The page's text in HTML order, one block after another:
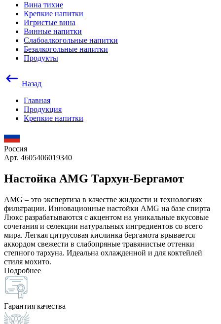
Вина тихие
Крепкие напитки
Игристые вина
Винные напитки
Слабоалкогольные напитки
Безалкогольные напитки
Продукты
Назад
Главная
Продукция
Крепкие напитки
Россия
Арт. 4605406019340
Настойка AMG Тархун-Бергамот
AMG – это экспертиза в качестве жидкости и технологиях
фильтрации. Инновационные настойки AMG на базе спирта
Люкс разрабатываются с акцентом на уникальные вкусовые
сочетания и селекции натуральных ингредиентов со всего
мира. Легкая цитрусовая кислинка бергамота врывается
аккордом свежести в слабопряные травянистые оттенки
степного тархуна. Идеальна охлажденной и для коктейлей
стиля мохито.
Подробнее
Гарантия качества